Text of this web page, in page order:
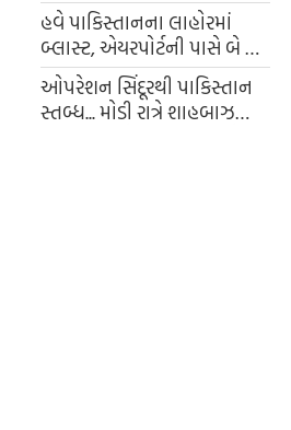
સંરક્ષણ પ્રધાન રાજનાથ સિંહે શું
કહ્યું?
હવે પાકિસ્તાનના લાહોરમાં
બ્લાસ્ટ, એયરપોર્ટની પાસે બે થી
ત્રણ બ્લાસ્ટ, એરિયા કર્યા સીલ
ઓપરેશન સિંદૂરથી પાકિસ્તાન
સ્તબ્ધ... મોડી રાત્રે શાહબાઝ